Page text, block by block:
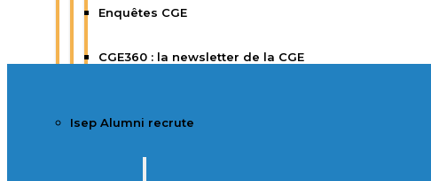
Enquêtes CGE
CGE360 : la newsletter de la CGE
Isep Alumni recrute